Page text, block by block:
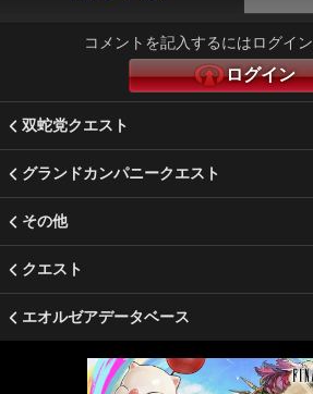
コメントを記入するにはログイン
ログイン
双蛇党クエスト
グランドカンパニークエスト
その他
クエスト
エオルゼアデータベース